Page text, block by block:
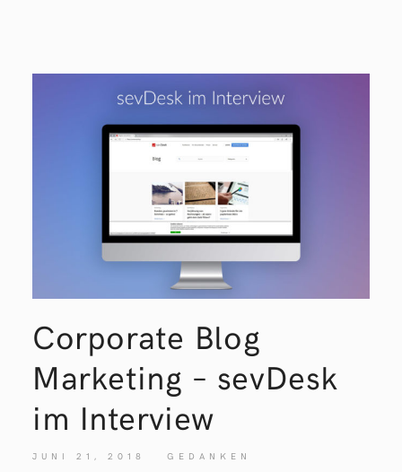
Corporate Blog
Marketing – sevDesk
im Interview
JUNI 21, 2018 GEDANKEN